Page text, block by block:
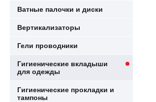
Ватные палочки и диски
Вертикализаторы
Гели проводники
Гигиенические вкладыши
для одежды
Гигиенические прокладки и
тампоны